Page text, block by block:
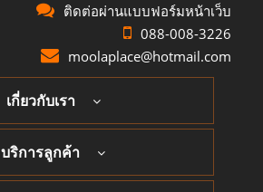
ติดต่อผ่านแบบฟอร์มหน้าเว็บ
088-008-3226
moolaplace@hotmail.com
เกี่ยวกับเรา
บริการลูกค้า